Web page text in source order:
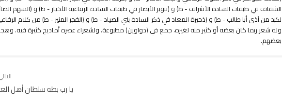
الشفاف في طبقات السادة الأشراف - ط) و (تنوير الأبصار في طبقات السادة الرفاعية الأخيار - ط) و (السهم
لكبد من آذى أبا طالب - ط) و (ذخيرة المعاد في ذكر السادة بني الصياد - ط) و (الفجر المنير - ط) من كلام
وله شعر ربما كان بعضه أو كثير منه لغيره، جمع في (دواوين) مطبوعة. ولشعراء عصره أماديح كثيرة فيه.
بعضهم.
يا رب بطه سلطان أهل